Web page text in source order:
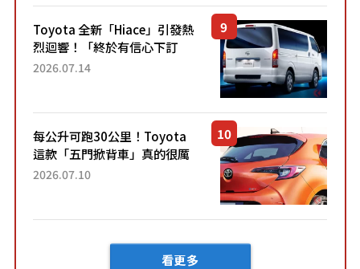
「三...
Toyota 全新「Hiace」引發熱
烈迴響！「終於有信心下訂
了！」「哪個等級交車最
車？...
2026.07.14
每公升可跑30公里！Toyota
這款「五門掀背車」真的很厲
害！ 擁有全長4.3公尺的「剛剛
2026.07.10
看更多